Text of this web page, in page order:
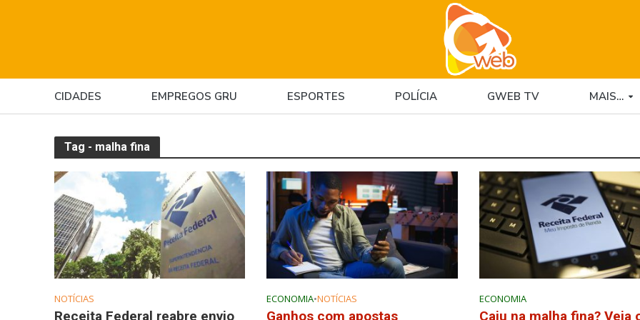
CIDADES EMPREGOS GRU ESPORTES POLÍCIA GWEB TV MAIS…
Tag - malha fina
NOTÍCIAS
Receita Federal reabre envio
ECONOMIA•NOTÍCIAS
Ganhos com apostas
ECONOMIA
Caiu na malha fina? Veja